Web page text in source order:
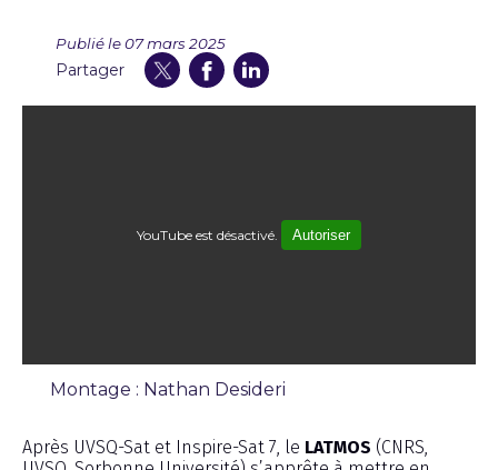
Publié le 07 mars 2025
Partager
YouTube est désactivé. Autoriser
Montage : Nathan Desideri
Après UVSQ-Sat et Inspire-Sat 7, le LATMOS (CNRS,